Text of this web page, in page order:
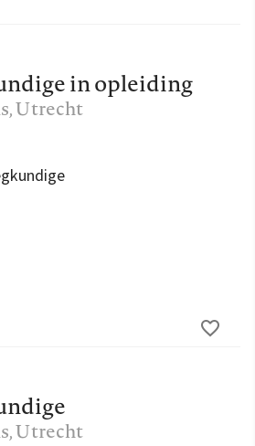
in opleiding
, Utrecht
, Utrecht